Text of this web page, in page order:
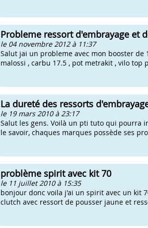
Probleme ressort d'embrayage et
le 04 novembre 2012 à 11:37
Salut jai un probleme avec mon booster
malossi , carbu 17.5 , pot metrakit , vilo
La dureté des ressorts
le 19 mars 2010 à 23:17
Salut les gens. Voilà un pti tuto qui pourra
le savoir, chaques marques possède ses
problème spirit avec kit 70
le 11 juillet 2010 à 15:35
bonjour donc voila j'ai un spirit avec un kit
clutch avec ressort de pousser jaune et